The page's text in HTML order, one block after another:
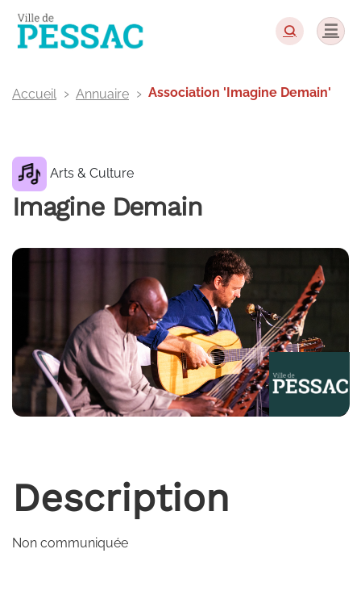
Accueil Annuaire Association 'Imagine Demain'
Arts & Culture
Imagine Demain
Description
Non communiquée
Panneau de gestion des cookies